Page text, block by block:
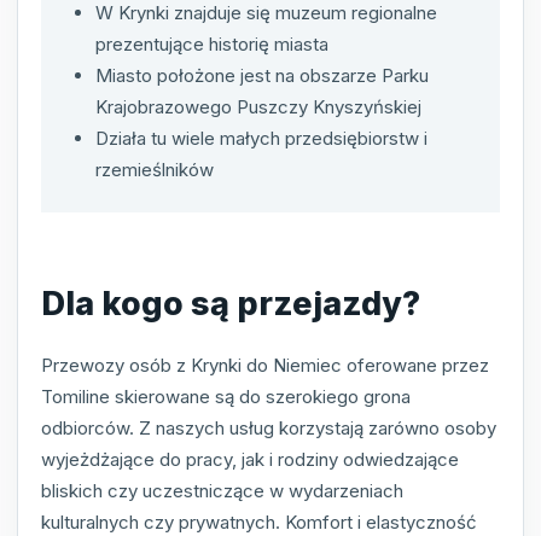
W Krynki znajduje się muzeum regionalne
prezentujące historię miasta
Miasto położone jest na obszarze Parku
Krajobrazowego Puszczy Knyszyńskiej
Działa tu wiele małych przedsiębiorstw i
rzemieślników
Dla kogo są przejazdy?
Przewozy osób z Krynki do Niemiec oferowane przez
Tomiline skierowane są do szerokiego grona
odbiorców. Z naszych usług korzystają zarówno osoby
wyjeżdżające do pracy, jak i rodziny odwiedzające
bliskich czy uczestniczące w wydarzeniach
kulturalnych czy prywatnych. Komfort i elastyczność